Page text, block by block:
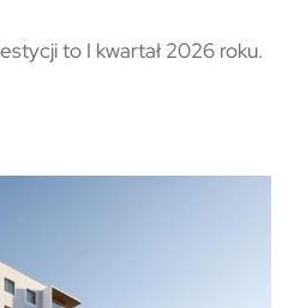
to I kwartał 2026 roku.